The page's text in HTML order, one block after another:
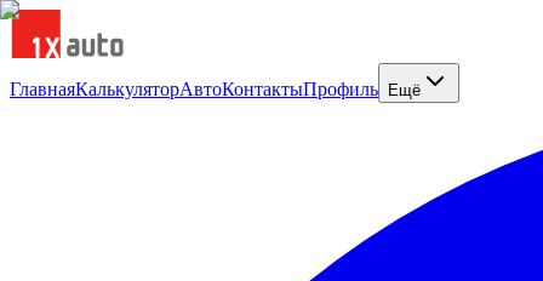
ГлавнаяКалькуляторАвтоКонтактыПрофиль Ещё